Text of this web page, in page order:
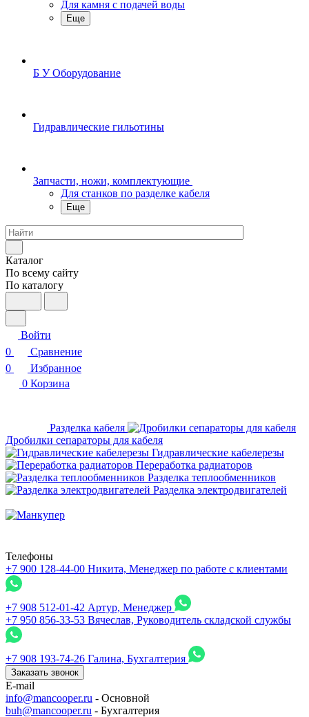
Для камня с подачей воды
Еще
Б У Оборудование
Гидравлические гильотины
Запчасти, ножи, комплектующие
Для станков по разделке кабеля
Еще
Каталог
По всему сайту
По каталогу
Войти
0
Сравнение
0
Избранное
0 Корзина
Разделка кабеля
Дробилки сепараторы для кабеля
Гидравлические кабелерезы
Переработка радиаторов
Разделка теплообменников
Разделка электродвигателей
Телефоны
+7 900 128-44-00 Никита, Менеджер по работе с клиентами
+7 908 512-01-42 Артур, Менеджер
+7 950 856-33-53 Вячеслав, Руководитель складской службы
+7 908 193-74-26 Галина, Бухгалтерия
Заказать звонок
E-mail
info@mancooper.ru - Основной
buh@mancooper.ru - Бухгалтерия